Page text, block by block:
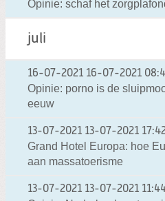
Opinie: schaf het
juli
16-07-2021 16-07-2021
Opinie: porno is de
eeuw
13-07-2021 13-07-2021
Grand Hotel Europa: hoe
aan massatoerisme
13-07-2021 13-07-2021